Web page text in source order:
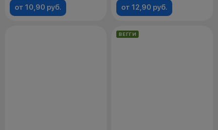
от 10,90 руб. от 12,90 руб.
ВЕГГИ